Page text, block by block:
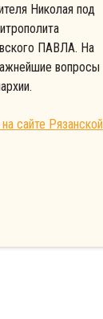
Николая под
ПАВЛА. На
вопросы
сайте Рязанской